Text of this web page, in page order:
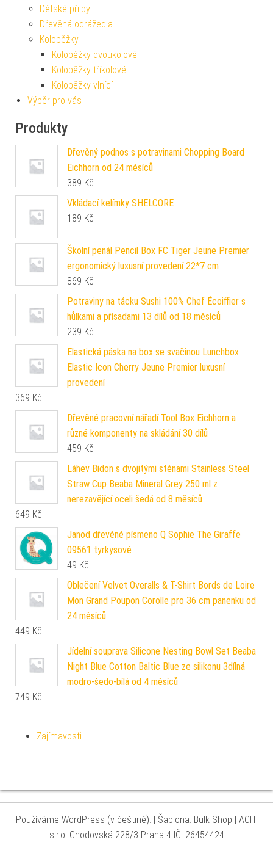
Dětské přilby
Dřevěná odrážedla
Koloběžky
Koloběžky dvoukolové
Koloběžky tříkolové
Koloběžky vlnící
Výběr pro vás
Produkty
Dřevěný podnos s potravinami Chopping Board
Eichhorn od 24 měsíců
389 Kč
Vkládací kelímky SHELCORE
189 Kč
Školní penál Pencil Box FC Tiger Jeune Premier
ergonomický luxusní provedení 22*7 cm
869 Kč
Potraviny na tácku Sushi 100% Chef Écoiffier s
hůlkami a přísadami 13 dílů od 18 měsíců
239 Kč
Elastická páska na box se svačinou Lunchbox
Elastic Icon Cherry Jeune Premier luxusní
provedení
369 Kč
Dřevěné pracovní nářadí Tool Box Eichhorn a
různé komponenty na skládání 30 dílů
459 Kč
Láhev Bidon s dvojitými stěnami Stainless Steel
Straw Cup Beaba Mineral Grey 250 ml z
nerezavějící oceli šedá od 8 měsíců
649 Kč
Janod dřevěné písmeno Q Sophie The Giraffe
09561 tyrkysové
49 Kč
Oblečení Velvet Overalls & T-Shirt Bords de Loire
Mon Grand Poupon Corolle pro 36 cm panenku od
24 měsíců
449 Kč
Jídelní souprava Silicone Nesting Bowl Set Beaba
Night Blue Cotton Baltic Blue ze silikonu 3dílná
modro-šedo-bílá od 4 měsíců
749 Kč
Zajímavosti
Používáme WordPress (v češtině). | Šablona: Bulk Shop | ACIT
s.r.o. Chodovská 228/3 Praha 4 IČ: 26454424